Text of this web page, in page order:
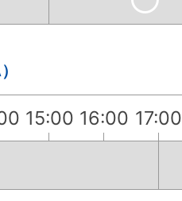
15:00 16:00 17:00